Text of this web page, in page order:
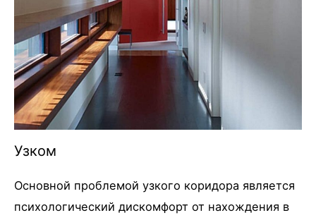
Узком
Основной проблемой узкого коридора является
психологический дискомфорт от нахождения в